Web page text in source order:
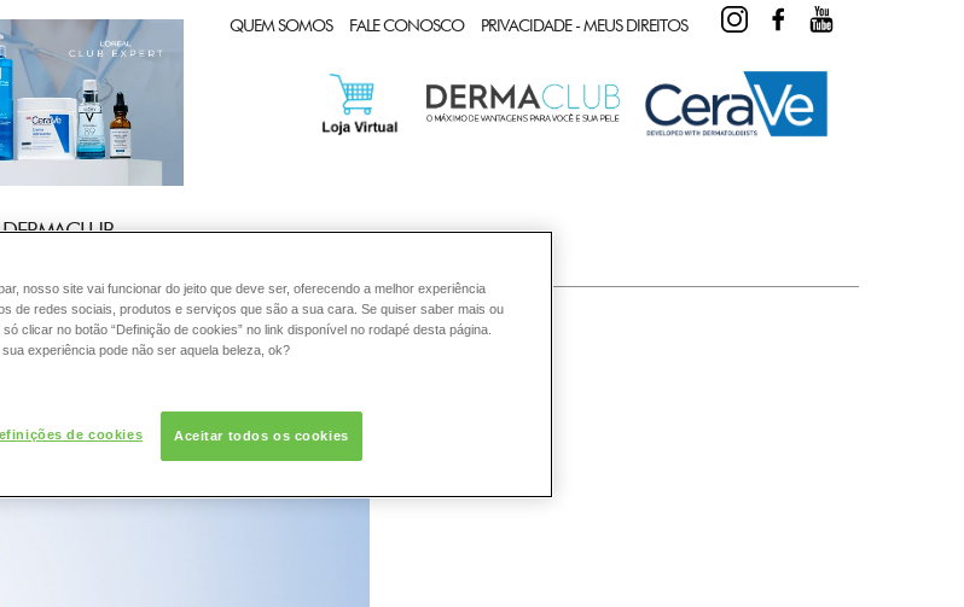
QUEM SOMOS FALE CONOSCO PRIVACIDADE - MEUS DIREITOS
CLUB EXPERT
INSTAGRAMFACEBOOK
DERMACLUB
nosso site vai funcionar do jeito que deve ser, oferecendo a melhor experiência
de redes sociais, produtos e serviços que são a sua cara. Se quiser saber mais ou
clicar no botão “Definição de cookies” no link disponível no rodapé desta página.
experiência pode não ser aquela beleza, ok?
de cookies Aceitar todos os cookies